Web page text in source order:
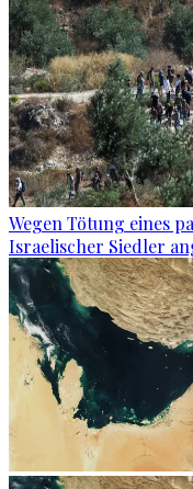
Wegen Tötung eines
Israelischer Siedler